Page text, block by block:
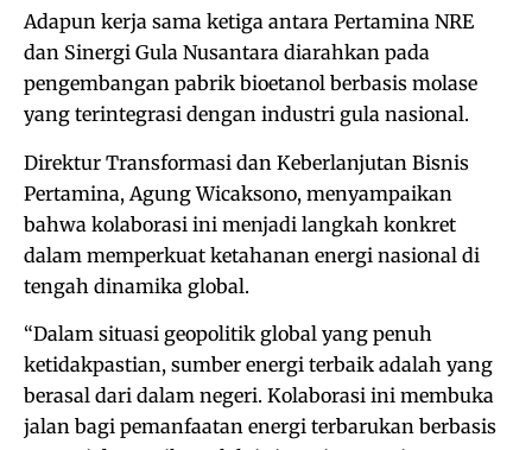
Adapun kerja sama ketiga antara Pertamina NRE
dan Sinergi Gula Nusantara diarahkan pada
pengembangan pabrik bioetanol berbasis molase
yang terintegrasi dengan industri gula nasional.
Direktur Transformasi dan Keberlanjutan Bisnis
Pertamina, Agung Wicaksono, menyampaikan
bahwa kolaborasi ini menjadi langkah konkret
dalam memperkuat ketahanan energi nasional di
tengah dinamika global.
“Dalam situasi geopolitik global yang penuh
ketidakpastian, sumber energi terbaik adalah yang
berasal dari dalam negeri. Kolaborasi ini membuka
jalan bagi pemanfaatan energi terbarukan berbasis